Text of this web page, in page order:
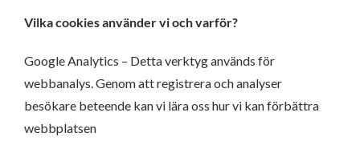
Vilka cookies använder vi och varför?
Google Analytics – Detta verktyg används för
webbanalys. Genom att registrera och analyser
besökare beteende kan vi lära oss hur vi kan förbättra
webbplatsen